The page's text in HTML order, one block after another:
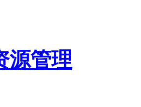
源管理